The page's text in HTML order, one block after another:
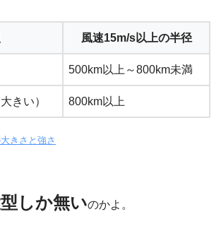
風速15m/s以上の半径
500km以上～800km未満
きい） 800km以上
きさと強さ
しか無いのかよ。